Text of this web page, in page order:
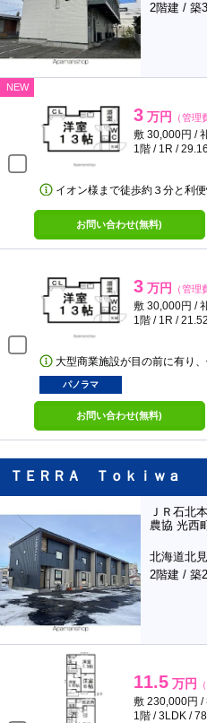
2階建 / 築
NEW
3 万円 （管理
敷 30,000円 /
1階 / 1R /
イオン様まで徒歩約３分と利便
お問い合わせ(無料)
3 万円 （管理
敷 30,000円 /
1階 / 1R /
大型商業施設が目の前に有り
パノラマ
お問い合わせ(無料)
ＴＥＲＲＡ Ｔｏｋｉｗａ
ＪＲ石北
農協 光西
北海道北
2階建 / 築
11.5 万円
敷 230,000円 /
1階 / 3LDK /